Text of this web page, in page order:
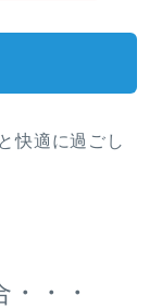
快適に過ごし
・・